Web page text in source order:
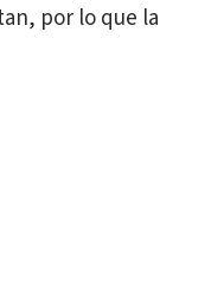
por lo que la